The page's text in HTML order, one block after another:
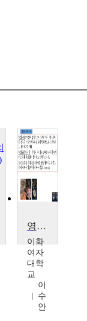
영상 이미지와 젠더
이화
여자
대학
교
이
수
안